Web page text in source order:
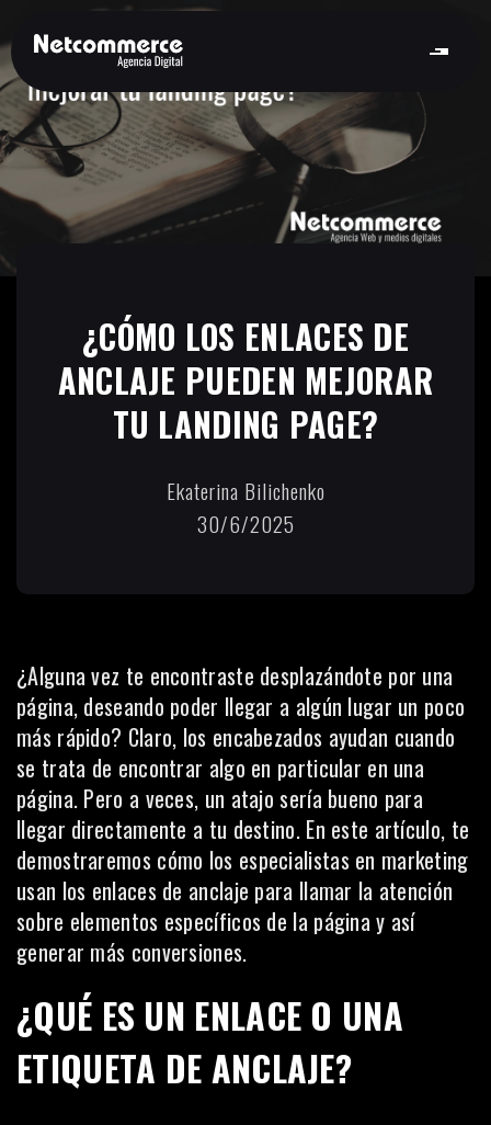
¿CÓMO LOS ENLACES DE
ANCLAJE PUEDEN MEJORAR
TU LANDING PAGE?
Ekaterina Bilichenko
30/6/2025
¿Alguna vez te encontraste desplazándote por una
página, deseando poder llegar a algún lugar un poco
más rápido? Claro, los encabezados ayudan cuando
se trata de encontrar algo en particular en una
página. Pero a veces, un atajo sería bueno para
llegar directamente a tu destino. En este artículo, te
demostraremos cómo los especialistas en marketing
usan los enlaces de anclaje para llamar la atención
sobre elementos específicos de la página y así
generar más conversiones.
¿QUÉ ES UN ENLACE O UNA
ETIQUETA DE ANCLAJE?